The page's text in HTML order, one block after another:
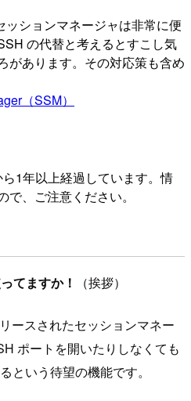
ションマネージャは非常に便
の代替と考えるとすこし気
があります。その対応策も含め
（SSM）
1年以上経過しています。情
、ご注意ください。
てますか！ （挨拶）
ースされたセッションマネー
ポートを開いたりしなくても
という待望の機能です。